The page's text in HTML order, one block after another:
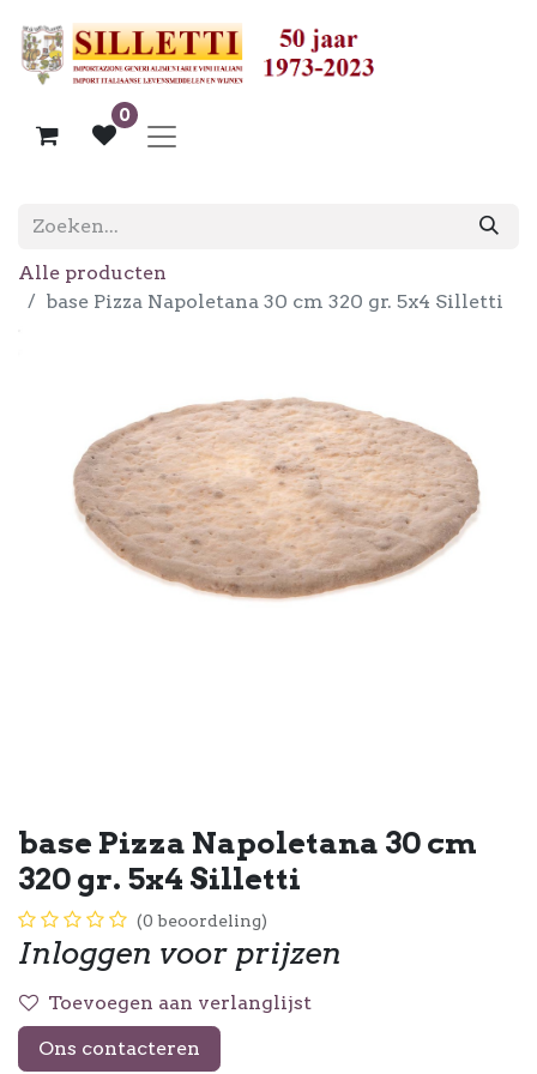
0
Alle producten
base Pizza Napoletana 30 cm 320 gr. 5x4 Silletti
base Pizza Napoletana 30 cm
320 gr. 5x4 Silletti
(0 beoordeling)
Inloggen voor prijzen
Toevoegen aan verlanglijst
Ons contacteren